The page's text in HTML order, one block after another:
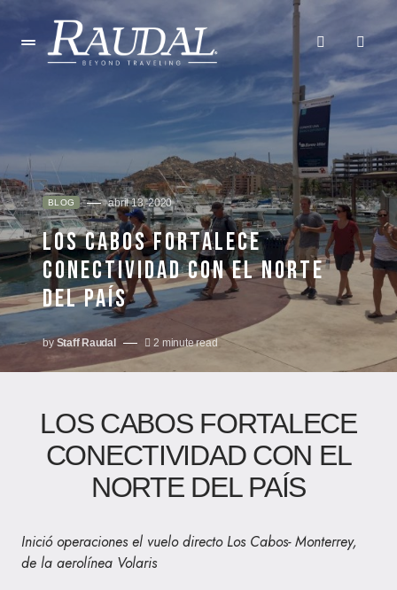
BLOG abril 13, 2020
LOS CABOS FORTALECE
CONECTIVIDAD CON EL NORTE
DEL PAÍS
by Staff Raudal 2 minute read
LOS CABOS FORTALECE
CONECTIVIDAD CON EL
NORTE DEL PAÍS
Inició operaciones el vuelo directo Los Cabos- Monterrey,
de la aerolínea Volaris